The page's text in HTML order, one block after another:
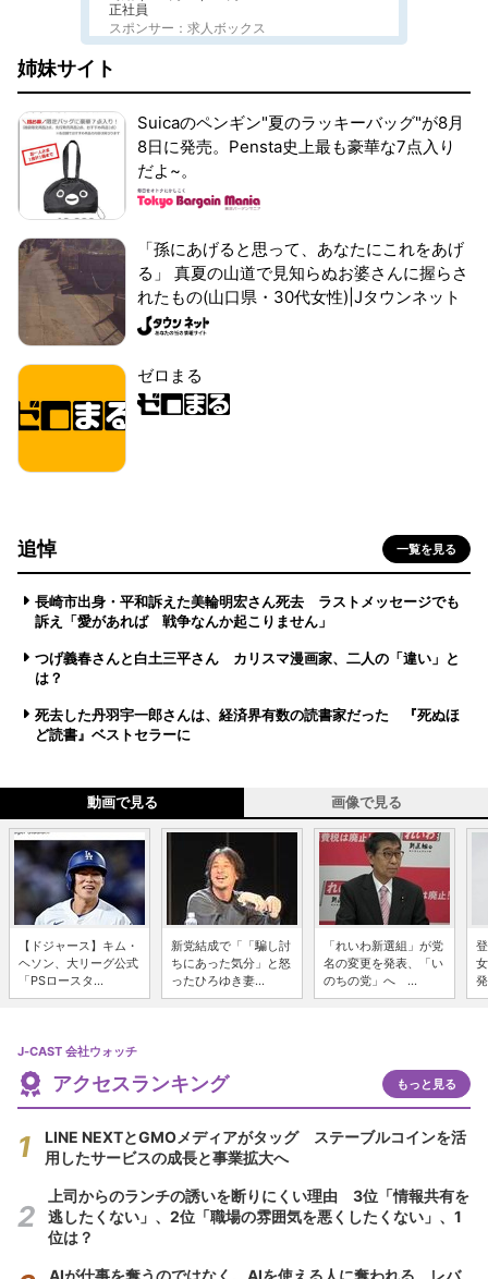
正社員
スポンサー：求人ボックス
姉妹サイト
Suicaのペンギン"夏のラッキーバッグ"が8月
8日に発売。Pensta史上最も豪華な7点入り
だよ~。
「孫にあげると思って、あなたにこれをあげ
る」 真夏の山道で見知らぬお婆さんに握らさ
れたもの(山口県・30代女性)|Jタウンネット
ゼロまる
追悼 一覧を見る
長崎市出身・平和訴えた美輪明宏さん死去 ラストメッセージでも
訴え「愛があれば 戦争なんか起こりません」
つげ義春さんと白土三平さん カリスマ漫画家、二人の「違い」と
は？
死去した丹羽宇一郎さんは、経済界有数の読書家だった 『死ぬほ
ど読書』ベストセラーに
動画で見る 画像で見る
【ドジャース】キム・
ヘソン、大リーグ公式
「PSロースタ...
新党結成で「「騙し討
ちにあった気分」と怒
ったひろゆき妻...
「れいわ新選組」が党
名の変更を発表、「い
のちの党」へ ...
J-CAST 会社ウォッチ
アクセスランキング もっと見る
LINE NEXTとGMOメディアがタッグ ステーブルコインを活
用したサービスの成長と事業拡大へ
上司からのランチの誘いを断りにくい理由 3位「情報共有を
逃したくない」、2位「職場の雰囲気を悪くしたくない」、1
位は？
AIが仕事を奪うのではなく、AIを使える人に奪われる レバ